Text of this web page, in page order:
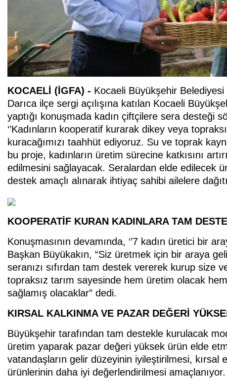
KOCAELİ (İGFA) - Kocaeli Büyükşehir
Darıca ilçe sergi açılışına katılan Kocaeli
yaptığı konuşmada kadın çiftçilere sera desteği
‘’Kadınların kooperatif kurarak dikey veya
kuracağımızı taahhüt ediyoruz. Su ve toprak
bu proje, kadınların üretim sürecine katkısını
edilmesini sağlayacak. Seralardan elde edilecek
destek amaçlı alınarak ihtiyaç sahibi ailelere
KOOPERATİF KURAN KADINLARA TAM
Konuşmasının devamında, ‘’7 kadın üretici bir
Başkan Büyükakın, “Siz üretmek için bir araya
seranızı sıfırdan tam destek vererek kurup size
topraksız tarım sayesinde hem üretim olacak
sağlamış olacaklar” dedi.
KIRSAL KALKINMA VE PAZAR DEĞERİ
Büyükşehir tarafından tam destekle kurulacak
üretim yaparak pazar değeri yüksek ürün elde
vatandaşların gelir düzeyinin iyileştirilmesi, kırsal
ürünlerinin daha iyi değerlendirilmesi amaçlanıyor.